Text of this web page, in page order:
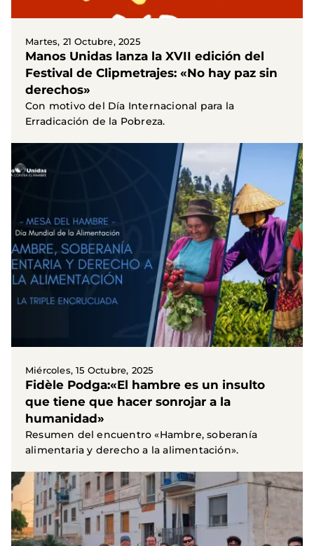
Martes, 21 Octubre, 2025
Manos Unidas lanza la XVII edición del
Festival de Clipmetrajes: «No hay paz sin
derechos»
Con motivo del Día Internacional para la
Erradicación de la Pobreza.
Miércoles, 15 Octubre, 2025
Fidèle Podga:«El hambre es un insulto
que tiene que hacer sonrojar a la
humanidad»
Resumen del encuentro «Hambre, soberanía
alimentaria y derecho a la alimentación».